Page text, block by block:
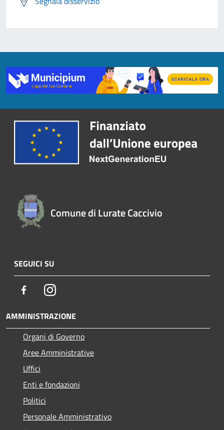
Comune di Lurate Caccivio
SEGUICI SU
FacebookInstagram
AMMINISTRAZIONE
Organi di Governo
Aree Amministrative
Uffici
Enti e fondazioni
Politici
Personale Amministrativo